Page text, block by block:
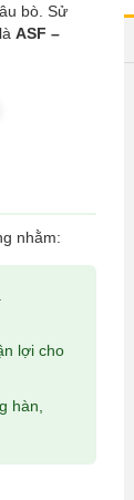
bò. Sử
ASF –
nhằm:
lợi cho
hàn,